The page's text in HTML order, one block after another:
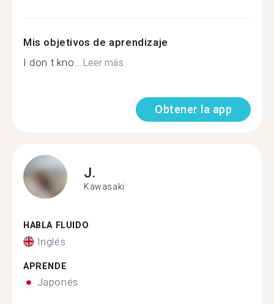
Mis objetivos de aprendizaje
I don t kno...Leer más
Obtener la app
J.
Kawasaki
HABLA FLUIDO
Inglés
APRENDE
Japonés